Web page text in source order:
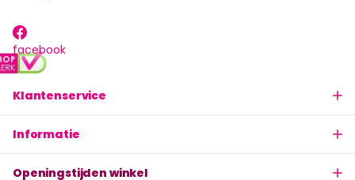
Klantenservice
Informatie
Openingstijden winkel
facebook